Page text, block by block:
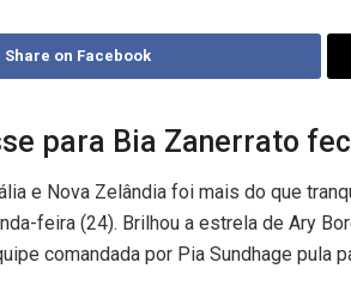
Share on Facebook
para Bia Zanerrato
e Nova Zelândia foi mais do que
feira (24). Brilhou a estrela de Ary
comandada por Pia Sundhage pula